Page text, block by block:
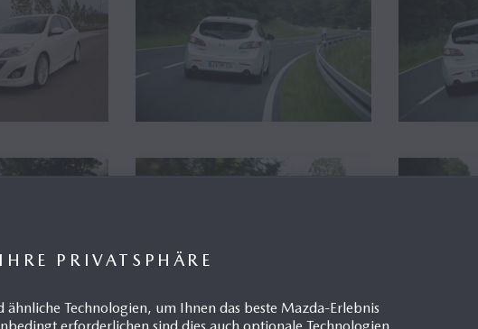
PRIVATSPHÄRE
Technologien, um Ihnen das beste Mazda-Erlebnis